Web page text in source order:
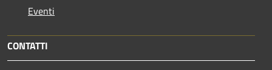
Eventi
CONTATTI